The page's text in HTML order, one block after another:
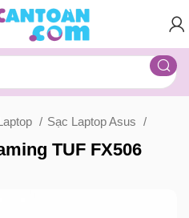
Sạc Laptop Asus
TUF FX506